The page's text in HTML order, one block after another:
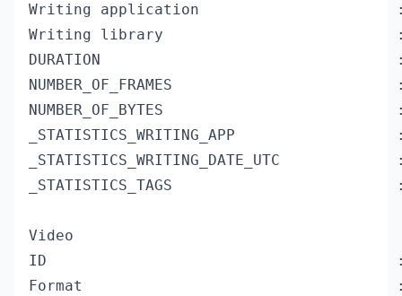
Writing application                      :
Writing library                          :
DURATION                                 :
NUMBER_OF_FRAMES                         :
NUMBER_OF_BYTES                          :
_STATISTICS_WRITING_APP
_STATISTICS_WRITING_DATE_UTC
_STATISTICS_TAGS                         : BPS
Video
ID                                       :
Format                                   :